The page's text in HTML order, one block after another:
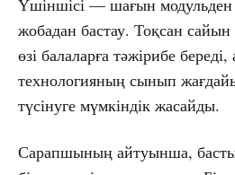
жобадан бастау. Тоқсан сайын
өзі балаларға тәжірибе
технологияның сынып
түсінуге мүмкіндік жасайды.
Сарапшының айтуынша,